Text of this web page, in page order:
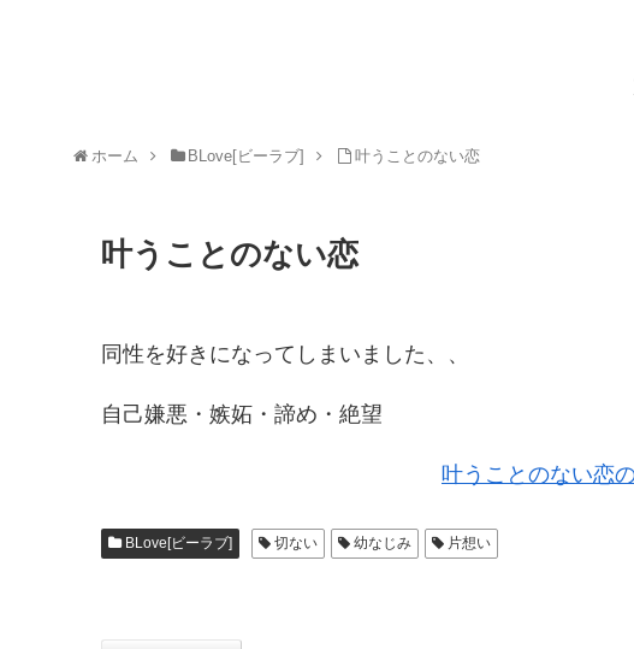
ホーム BLove[ビーラブ] 叶うことのない恋
叶うことのない恋
同性を好きになってしまいました、、
自己嫌悪・嫉妬・諦め・絶望
叶うことのない恋
BLove[ビーラブ] 切ない 幼なじみ 片想い